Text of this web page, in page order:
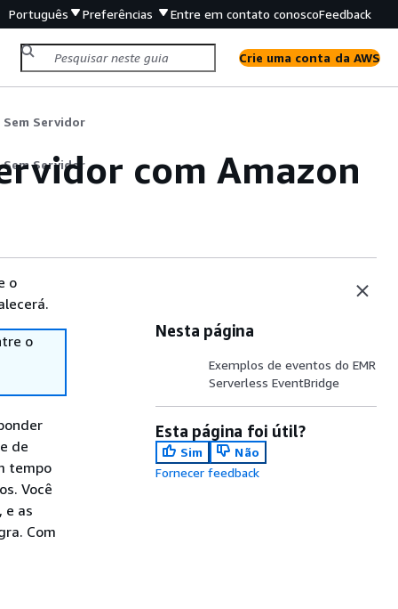
Português Preferências Entre em contato conoscoFeedback
Crie uma conta da AWS
Sem Servidor
Sem Servidor
com Amazon
o
o
de
tempo
Você
e as
Com
Nesta página
Exemplos de eventos do EMR
Serverless EventBridge
Esta página foi útil?
Sim
Não
Fornecer feedback